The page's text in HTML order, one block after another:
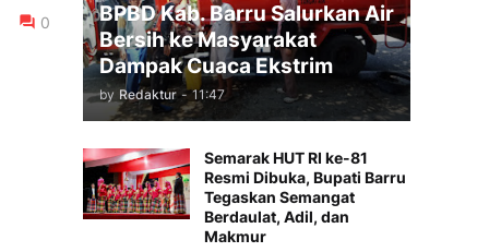
0
BPBD Kab. Barru Salurkan Air
Bersih ke Masyarakat
Dampak Cuaca Ekstrim
by Redaktur - 11:47
Semarak HUT RI ke-81
Resmi Dibuka, Bupati Barru
Tegaskan Semangat
Berdaulat, Adil, dan
Makmur